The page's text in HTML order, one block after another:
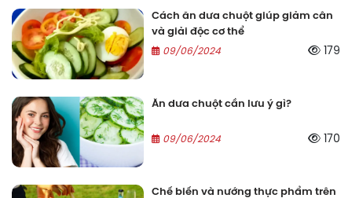
Cách ăn dưa chuột giúp giảm cân
và giải độc cơ thể
09/06/2024
179
Ăn dưa chuột cần lưu ý gì?
09/06/2024 170
Chế biến và nướng thực phẩm trên